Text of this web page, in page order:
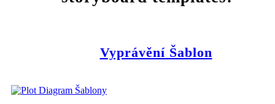
Vyprávění Šablon